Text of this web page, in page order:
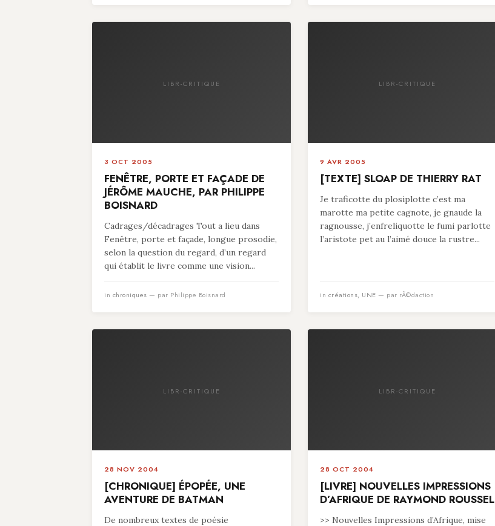
LIBR-CRITIQUE
3 OCT 2005
FENÊTRE, PORTE ET FAÇADE DE
JÉRÔME MAUCHE, PAR PHILIPPE
BOISNARD
Cadrages/décadrages Tout a lieu dans
Fenêtre, porte et façade, longue prosodie,
selon la question du regard, d’un regard
qui établit le livre comme une vision...
in chroniques — par Philippe Boisnard
LIBR-CRITIQUE
9 AVR 2005
[TEXTE] SLOAP DE THIERRY RAT
Je traficotte du plosiplotte c’est ma
marotte ma petite cagnote, je gnaude la
ragnousse, j’enfreliquotte le fumi parlotte
l’aristote pet au l’aimé douce la rustre...
in créations, UNE — par rÃ©daction
LIBR-CRITIQUE
28 NOV 2004
[CHRONIQUE] ÉPOPÉE, UNE
AVENTURE DE BATMAN
De nombreux textes de poésie
LIBR-CRITIQUE
28 OCT 2004
[LIVRE] NOUVELLES IMPRESSIONS
D’AFRIQUE DE RAYMOND ROUSSEL
>> Nouvelles Impressions d’Afrique, mise